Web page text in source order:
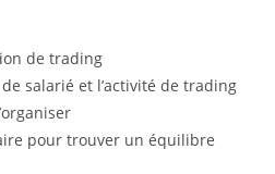
de trading
salarié et l’activité de trading
pour trouver un équilibre